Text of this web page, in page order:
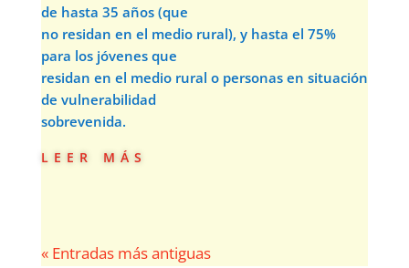
de hasta 35 años (que
no residan en el medio rural), y hasta el 75%
para los jóvenes que
residan en el medio rural o personas en situación
de vulnerabilidad
sobrevenida.
leer más
« Entradas más antiguas